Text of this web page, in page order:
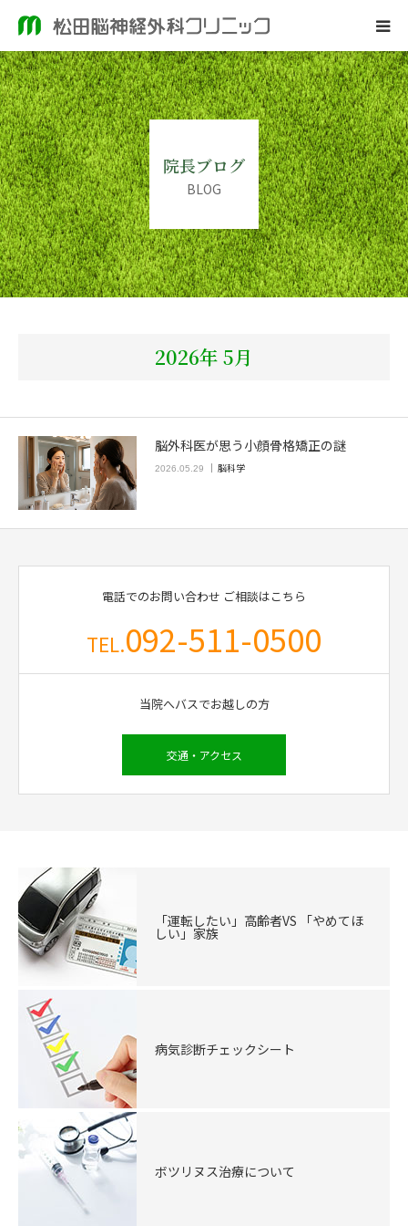
院長ブログ
BLOG
2026年 5月
脳外科医が思う小顔骨格矯正の謎
2026.05.29 脳科学
電話でのお問い合わせ ご相談はこちら
TEL.092-511-0500
当院へバスでお越しの方
交通・アクセス
「運転したい」高齢者VS 「やめてほ
しい」家族
病気診断チェックシート
ボツリヌス治療について
ホーム
当院のご案内
脳神経外科
皮膚科
院長ブログ